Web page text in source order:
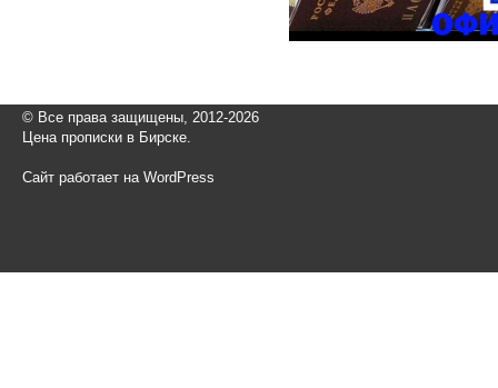
© Все права защищены, 2012-2026
Цена прописки в Бирске.
Сайт работает на WordPress